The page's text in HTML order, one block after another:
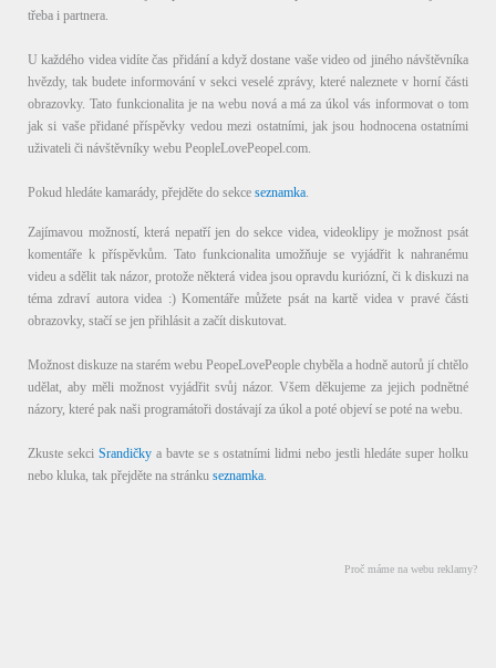
třeba i partnera.
U každého videa vidíte čas přidání a když dostane vaše video od jiného návštěvníka
hvězdy, tak budete informování v sekci veselé zprávy, které naleznete v horní části
obrazovky. Tato funkcionalita je na webu nová a má za úkol vás informovat o tom
jak si vaše přidané příspěvky vedou mezi ostatními, jak jsou hodnocena ostatními
uživateli či návštěvníky webu PeopleLovePeopel.com.
Pokud hledáte kamarády, přejděte do sekce seznamka
Zajímavou možností, která nepatří jen do sekce videa, videoklipy je možnost psát
komentáře k příspěvkům. Tato funkcionalita umožňuje se vyjádřit k nahranému
videu a sdělit tak názor, protože některá videa jsou opravdu kuriózní, či k diskuzi na
téma zdraví autora videa :) Komentáře můžete psát na kartě videa v pravé části
obrazovky, stačí se jen přihlásit a začít diskutovat.
Možnost diskuze na starém webu PeopeLovePeople chyběla a hodně autorů jí chtělo
udělat, aby měli možnost vyjádřit svůj názor. Všem děkujeme za jejich podnětné
názory, které pak naši programátoři dostávají za úkol a poté objeví se poté na webu.
Zkuste sekci Srandičkya bavte se s ostatními lidmi nebo jestli hledáte super holku
nebo kluka, tak přejděte na stránku seznamka
Proč máme na webu reklamy?